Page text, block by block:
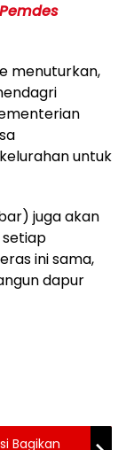
menuturkan,
untuk
juga akan
setiap
ini sama,
dapur
Bagikan